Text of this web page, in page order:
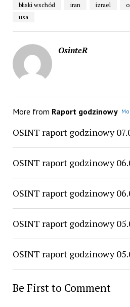
bliski wschód iran izrael
usa
OsinteR
More from Raport godzinowy
OSINT raport godzinowy
OSINT raport godzinowy
OSINT raport godzinowy
OSINT raport godzinowy
OSINT raport godzinowy
Be First to Comment